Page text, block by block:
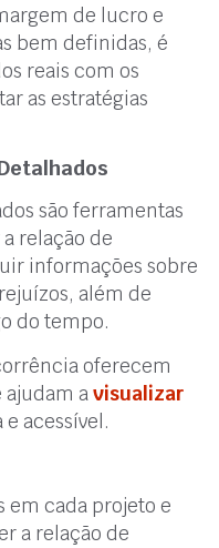
de lucro e
bem definidas, é
reais com os
as estratégias
são ferramentas
relação de
informações sobre
além de
do tempo.
oferecem
ajudam avisualizar
acessível.
em cada projeto e
a relação de